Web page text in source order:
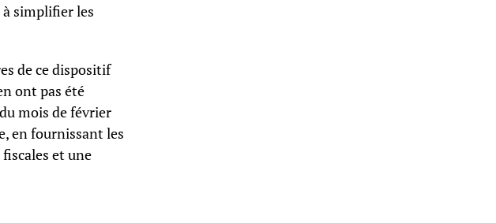
à simplifier les
de ce dispositif
ont pas été
mois de février
en fournissant les
et une